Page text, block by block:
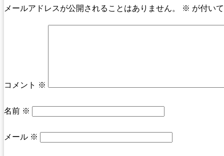
メールアドレスが公開されることはありません。 ※ が付い
コメント ※
名前 ※
メール ※